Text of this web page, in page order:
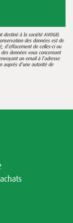
à la société AVOGEL
des données est de
d’effacement de celles-ci ou
données vous concernant
un email à l’adresse
auprès d’une autorité de